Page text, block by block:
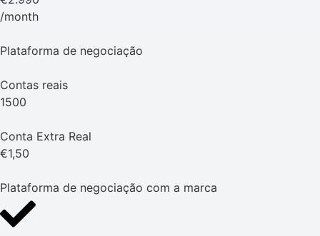
/month
Plataforma de negociação
Contas reais
1500
Conta Extra Real
€1,50
Plataforma de negociação com a marca